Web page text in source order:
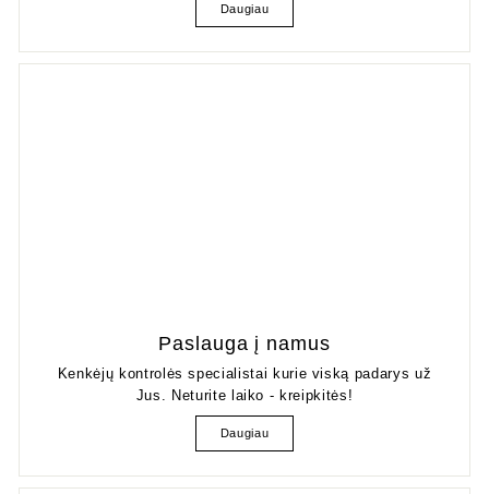
Daugiau
Paslauga į namus
Kenkėjų kontrolės specialistai kurie viską padarys už
Jus. Neturite laiko - kreipkitės!
Daugiau